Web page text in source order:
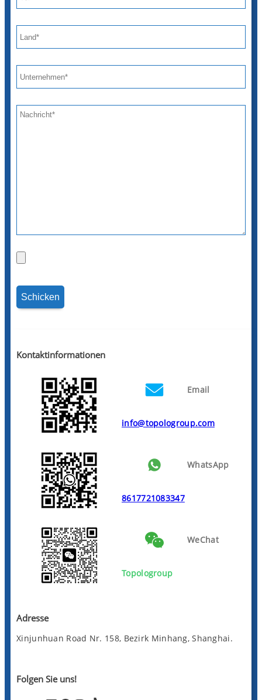
Kontaktinformationen
Email
info@topologroup.com
WhatsApp
8617721083347
WeChat
Topologroup
Adresse
Xinjunhuan Road Nr. 158, Bezirk Minhang, Shanghai.
Folgen Sie uns!